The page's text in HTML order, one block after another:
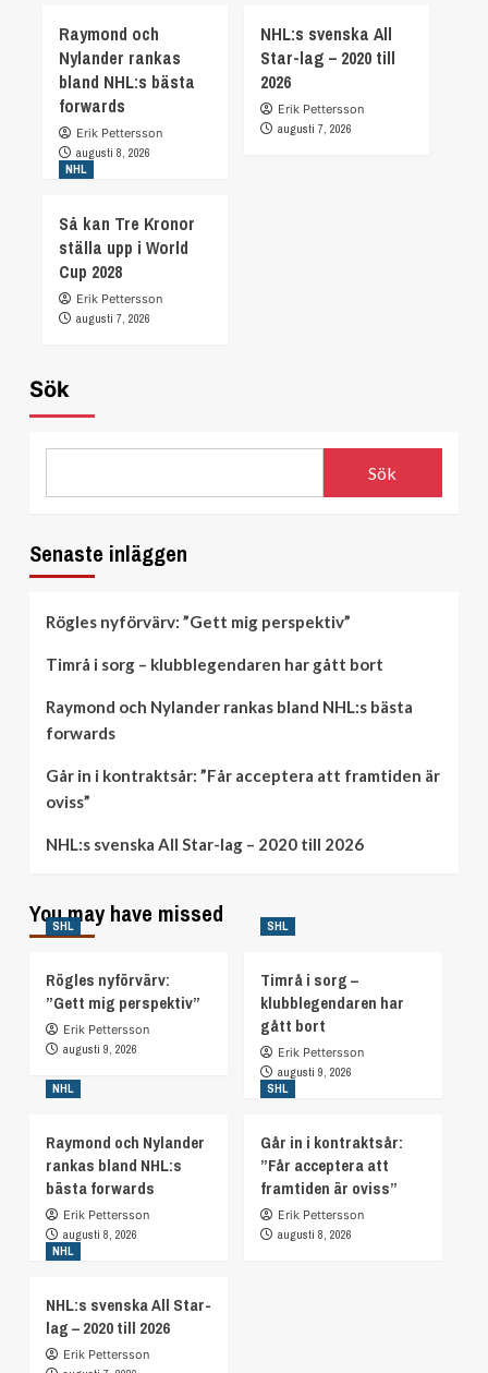
Raymond och
Nylander rankas
bland NHL:s bästa
forwards
Erik Pettersson
augusti 8, 2026
NHL:s svenska All
Star-lag – 2020 till
2026
Erik Pettersson
augusti 7, 2026
NHL
Så kan Tre Kronor
ställa upp i World
Cup 2028
Erik Pettersson
augusti 7, 2026
Sök
Sök
Senaste inläggen
Rögles nyförvärv: ”Gett mig perspektiv”
Timrå i sorg – klubblegendaren har gått bort
Raymond och Nylander rankas bland NHL:s bästa
forwards
Går in i kontraktsår: ”Får acceptera att framtiden är
oviss”
NHL:s svenska All Star-lag – 2020 till 2026
You may have missed
SHL
Rögles nyförvärv:
”Gett mig perspektiv”
Erik Pettersson
augusti 9, 2026
SHL
Timrå i sorg –
klubblegendaren har
gått bort
Erik Pettersson
augusti 9, 2026
NHL
Raymond och Nylander
rankas bland NHL:s
bästa forwards
Erik Pettersson
augusti 8, 2026
SHL
Går in i kontraktsår:
”Får acceptera att
framtiden är oviss”
Erik Pettersson
augusti 8, 2026
NHL
NHL:s svenska All Star-
lag – 2020 till 2026
Erik Pettersson